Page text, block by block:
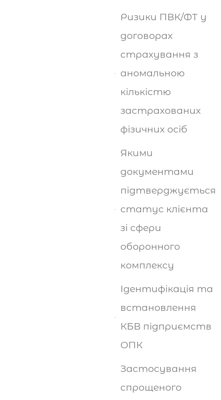
Ризики ПВК/ФТ у
договорах
страхування з
аномальною
кількістю
застрахованих
фізичних осіб
Якими
документами
підтверджується
статус клієнта
зі сфери
оборонного
комплексу
Ідентифікація та
встановлення
КБВ підприємств
ОПК
Застосування
спрощеного